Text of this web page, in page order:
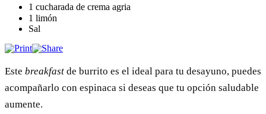
1 cucharada de crema agria
1 limón
Sal
Este breakfast de burrito es el ideal para tu desayuno, puedes
acompañarlo con espinaca si deseas que tu opción saludable
aumente.